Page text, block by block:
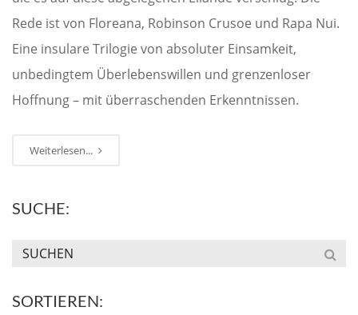
Rede ist von Floreana, Robinson Crusoe und Rapa Nui.
Eine insulare Trilogie von absoluter Einsamkeit,
unbedingtem Überlebenswillen und grenzenloser
Hoffnung – mit überraschenden Erkenntnissen.
Weiterlesen...
SUCHE:
SORTIEREN: